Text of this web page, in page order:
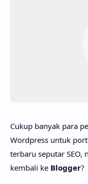
Cukup banyak para
Wordpress untuk
terbaru seputar SEO,
kembali ke Blogger?